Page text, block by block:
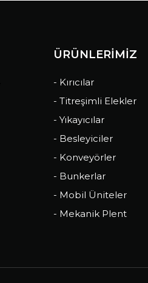
ÜRÜNLERİMİZ
- Kırıcılar
- Titreşimli Elekler
- Yıkayıcılar
- Besleyiciler
- Konveyörler
- Bunkerlar
- Mobil Üniteler
- Mekanik Plent